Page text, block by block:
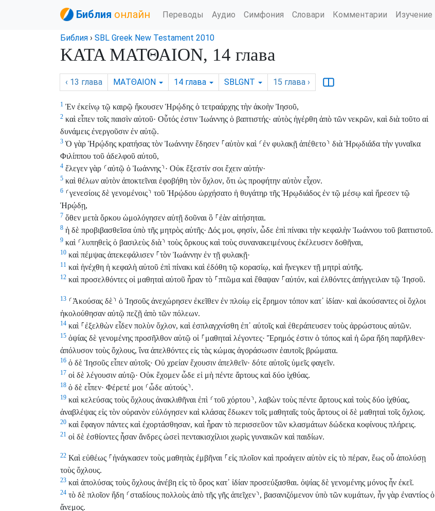
Библия онлайн Переводы Аудио Симфония Словари Комментарии Изучение
Библия › SBL Greek New Testament 2010
ΚΑΤΑ ΜΑΤΘΑΙΟΝ, 14 глава
‹ 13 глава ΜΑΤΘΑΙΟΝ 14 глава SBLGNT 15 глава ›
1 Ἐν ἐκείνῳ τῷ καιρῷ ἤκουσεν Ἡρῴδης ὁ τετραάρχης τὴν ἀκοὴν Ἰησοῦ,
2 καὶ εἶπεν τοῖς παισὶν αὐτοῦ· Οὗτός ἐστιν Ἰωάννης ὁ βαπτιστής· αὐτὸς ἠγέρθη ἀπὸ τῶν νεκρῶν, καὶ διὰ τοῦτο αἱ
δυνάμεις ἐνεργοῦσιν ἐν αὐτῷ.
3 Ὁ γὰρ Ἡρῴδης κρατήσας τὸν Ἰωάννην ἔδησεν ⸀αὐτὸν καὶ ⸂ἐν φυλακῇ ἀπέθετο⸃ διὰ Ἡρῳδιάδα τὴν γυναῖκα
Φιλίππου τοῦ ἀδελφοῦ αὐτοῦ,
4 ἔλεγεν γὰρ ⸂αὐτῷ ὁ Ἰωάννης⸃· Οὐκ ἔξεστίν σοι ἔχειν αὐτήν·
5 καὶ θέλων αὐτὸν ἀποκτεῖναι ἐφοβήθη τὸν ὄχλον, ὅτι ὡς προφήτην αὐτὸν εἶχον.
6 ⸂γενεσίοις δὲ γενομένοις⸃ τοῦ Ἡρῴδου ὠρχήσατο ἡ θυγάτηρ τῆς Ἡρῳδιάδος ἐν τῷ μέσῳ καὶ ἤρεσεν τῷ
Ἡρῴδῃ,
7 ὅθεν μετὰ ὅρκου ὡμολόγησεν αὐτῇ δοῦναι ὃ ⸀ἐὰν αἰτήσηται.
8 ἡ δὲ προβιβασθεῖσα ὑπὸ τῆς μητρὸς αὐτῆς· Δός μοι, φησίν, ὧδε ἐπὶ πίνακι τὴν κεφαλὴν Ἰωάννου τοῦ βαπτιστοῦ.
9 καὶ ⸂λυπηθεὶς ὁ βασιλεὺς διὰ⸃ τοὺς ὅρκους καὶ τοὺς συνανακειμένους ἐκέλευσεν δοθῆναι,
10 καὶ πέμψας ἀπεκεφάλισεν ⸀τὸν Ἰωάννην ἐν τῇ φυλακῇ·
11 καὶ ἠνέχθη ἡ κεφαλὴ αὐτοῦ ἐπὶ πίνακι καὶ ἐδόθη τῷ κορασίῳ, καὶ ἤνεγκεν τῇ μητρὶ αὐτῆς.
12 καὶ προσελθόντες οἱ μαθηταὶ αὐτοῦ ἦραν τὸ ⸀πτῶμα καὶ ἔθαψαν ⸀αὐτόν, καὶ ἐλθόντες ἀπήγγειλαν τῷ Ἰησοῦ.
13 ⸂Ἀκούσας δὲ⸃ ὁ Ἰησοῦς ἀνεχώρησεν ἐκεῖθεν ἐν πλοίῳ εἰς ἔρημον τόπον κατ᾽ ἰδίαν· καὶ ἀκούσαντες οἱ ὄχλοι
ἠκολούθησαν αὐτῷ πεζῇ ἀπὸ τῶν πόλεων.
14 καὶ ⸀ἐξελθὼν εἶδεν πολὺν ὄχλον, καὶ ἐσπλαγχνίσθη ἐπ᾽ αὐτοῖς καὶ ἐθεράπευσεν τοὺς ἀρρώστους αὐτῶν.
15 ὀψίας δὲ γενομένης προσῆλθον αὐτῷ οἱ ⸀μαθηταὶ λέγοντες· Ἔρημός ἐστιν ὁ τόπος καὶ ἡ ὥρα ἤδη παρῆλθεν·
ἀπόλυσον τοὺς ὄχλους, ἵνα ἀπελθόντες εἰς τὰς κώμας ἀγοράσωσιν ἑαυτοῖς βρώματα.
16 ὁ δὲ Ἰησοῦς εἶπεν αὐτοῖς· Οὐ χρείαν ἔχουσιν ἀπελθεῖν· δότε αὐτοῖς ὑμεῖς φαγεῖν.
17 οἱ δὲ λέγουσιν αὐτῷ· Οὐκ ἔχομεν ὧδε εἰ μὴ πέντε ἄρτους καὶ δύο ἰχθύας.
18 ὁ δὲ εἶπεν· Φέρετέ μοι ⸂ὧδε αὐτούς⸃.
19 καὶ κελεύσας τοὺς ὄχλους ἀνακλιθῆναι ἐπὶ ⸂τοῦ χόρτου⸃, λαβὼν τοὺς πέντε ἄρτους καὶ τοὺς δύο ἰχθύας,
ἀναβλέψας εἰς τὸν οὐρανὸν εὐλόγησεν καὶ κλάσας ἔδωκεν τοῖς μαθηταῖς τοὺς ἄρτους οἱ δὲ μαθηταὶ τοῖς ὄχλοις.
20 καὶ ἔφαγον πάντες καὶ ἐχορτάσθησαν, καὶ ἦραν τὸ περισσεῦον τῶν κλασμάτων δώδεκα κοφίνους πλήρεις.
21 οἱ δὲ ἐσθίοντες ἦσαν ἄνδρες ὡσεὶ πεντακισχίλιοι χωρὶς γυναικῶν καὶ παιδίων.
22 Καὶ εὐθέως ⸀ἠνάγκασεν τοὺς μαθητὰς ἐμβῆναι ⸀εἰς πλοῖον καὶ προάγειν αὐτὸν εἰς τὸ πέραν, ἕως οὗ ἀπολύσῃ
τοὺς ὄχλους.
23 καὶ ἀπολύσας τοὺς ὄχλους ἀνέβη εἰς τὸ ὄρος κατ᾽ ἰδίαν προσεύξασθαι. ὀψίας δὲ γενομένης μόνος ἦν ἐκεῖ.
24 τὸ δὲ πλοῖον ἤδη ⸂σταδίους πολλοὺς ἀπὸ τῆς γῆς ἀπεῖχεν⸃, βασανιζόμενον ὑπὸ τῶν κυμάτων, ἦν γὰρ ἐναντίος ὁ
ἄνεμος.